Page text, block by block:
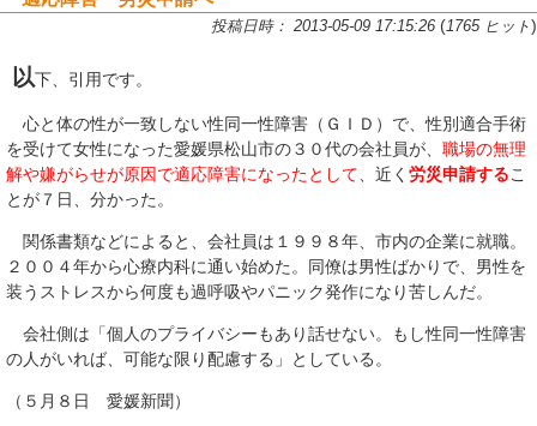
投稿日時： 2013-05-09 17:15:26 (1765 ヒット)
以下、引用です。
心と体の性が一致しない性同一性障害（ＧＩＤ）で、性別適合手術
を受けて女性になった愛媛県松山市の３０代の会社員が、 職場の無理
解や嫌がらせが原因で適応障害になったとして 、近く 労災申請するこ
とが７日、分かった。
関係書類などによると、会社員は１９９８年、市内の企業に就職。
２００４年から心療内科に通い始めた。同僚は男性ばかりで、男性を
装うストレスから何度も過呼吸やパニック発作になり苦しんだ。
会社側は「個人のプライバシーもあり話せない。もし性同一性障害
の人がいれば、可能な限り配慮する」としている。
（５月８日 愛媛新聞）